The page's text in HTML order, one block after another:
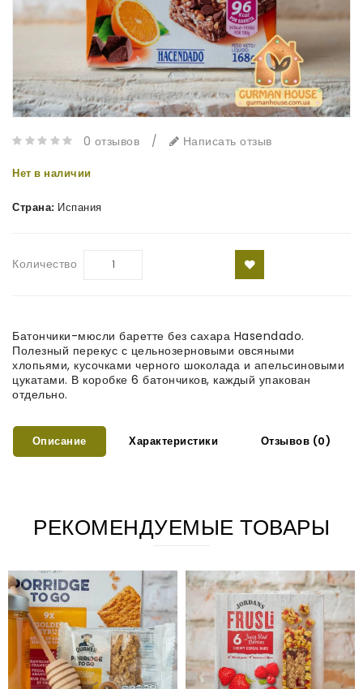
0 отзывов / Написать отзыв
Нет в наличии
Страна: Испания
Количество
Батончики-мюсли баретте без сахара Hasendado.
Полезный перекус с цельнозерновыми овсяными
хлопьями, кусочками черного шоколада и апельсиновыми
цукатами. В коробке 6 батончиков, каждый упакован
отдельно.
Описание Характеристики Отзывов (0)
РЕКОМЕНДУЕМЫЕ ТОВАРЫ